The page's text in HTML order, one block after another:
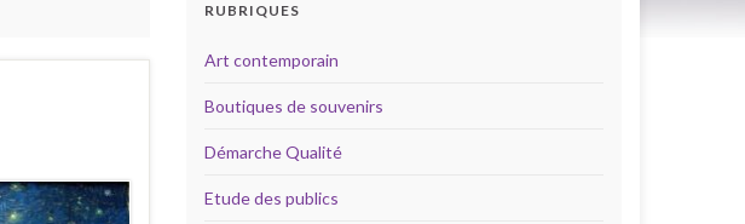
RUBRIQUES
Art contemporain
Boutiques de souvenirs
Démarche Qualité
Etude des publics